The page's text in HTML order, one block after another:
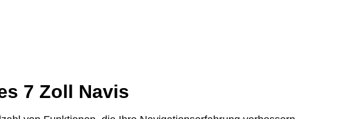
7 Zoll Navis